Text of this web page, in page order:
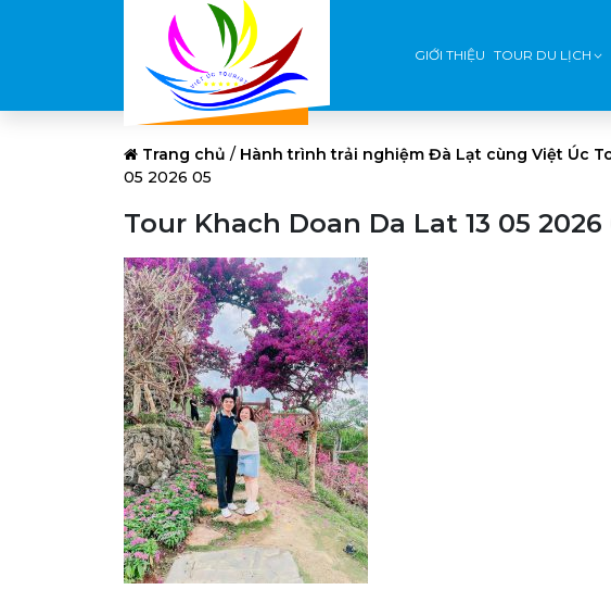
GIỚI THIỆU TOUR DU LỊCH
Trang chủ / Hành trình trải nghiệm Đà Lạt cùng Việt Úc
05 2026 05
Tour Khach Doan Da Lat 13 05 2026